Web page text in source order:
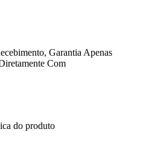
Garantia Apenas
Com
do produto